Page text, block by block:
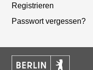
Registrieren
Passwort vergessen?